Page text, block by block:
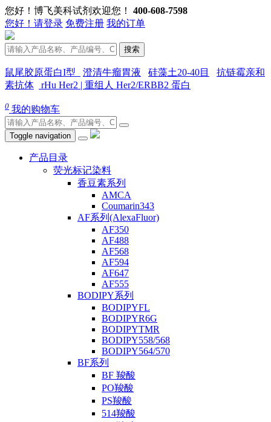
您好！博飞美科试剂欢迎您！ 400-608-7598
您好！请登录 免费注册 我的订单
搜索
鼠尾胶原蛋白I型 澄清牛瘤胃液 硅藻土20-40目
抗链霉亲和
素抗体
rHu Her2 | 重组人 Her2/ERBB2 蛋白
0 我的购物车
Toggle navigation
产品目录
荧光标记染料
香豆素系列
AMCA
Coumarin343
AF系列(AlexaFluor)
AF350
AF488
AF568
AF594
AF647
AF555
BODIPY系列
BODIPYFL
BODIPYR6G
BODIPYTMR
BODIPY558/568
BODIPY564/570
BF系列
BF 羧酸
PO羧酸
PS羧酸
514羧酸